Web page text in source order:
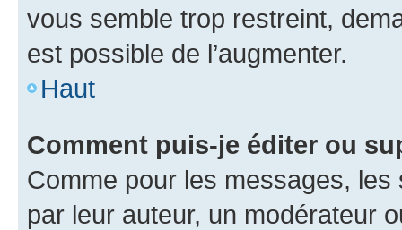
vous semble trop restreint,
est possible de l’augmenter.
Haut
Comment puis-je éditer ou
Comme pour les messages,
par leur auteur, un modérateur